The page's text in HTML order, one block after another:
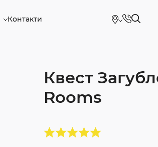
Контакти
Квест
Rooms